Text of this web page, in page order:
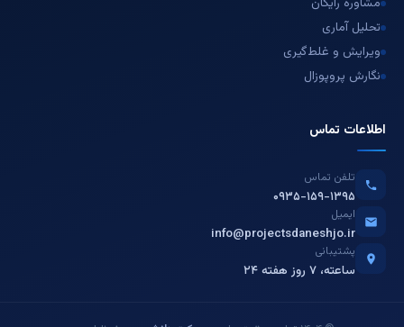
تحلیل آماری
ویرایش و غلط‌گیری
نگارش پروپوزال
اطلاعات تماس
تلفن تماس
۰۹۳۵-۱۵۹-۱۳۹۵
ایمیل
info@projectsdaneshjo.ir
پشتیبانی
۲۴ ساعته، ۷ روز هفته